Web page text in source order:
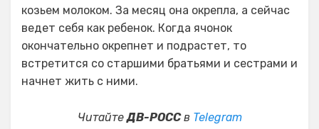
козьем молоком. За месяц она окрепла, а сейчас
ведет себя как ребенок. Когда ячонок
окончательно окрепнет и подрастет, то
встретится со старшими братьями и сестрами и
начнет жить с ними.
ЧитайтеДВ-РОССв Telegram